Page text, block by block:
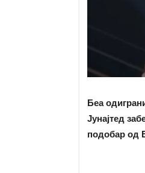
Беа
Јунајтед
подобар од